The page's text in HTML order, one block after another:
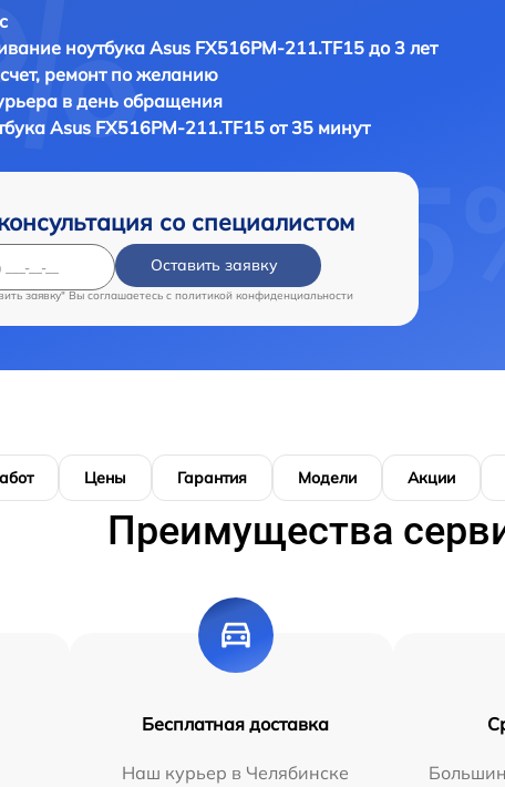
ноутбука Asus FX516PM-211.TF15 до 3 лет
ремонт по желанию
в день обращения
Asus FX516PM-211.TF15 от 35 минут
со специалистом
Оставить заявку
заявку" Вы соглашаетесь c политикой конфиденциальности
Цены Гарантия Модели Акции
Преимущества
Бесплатная доставка
Наш курьер в Челябинске